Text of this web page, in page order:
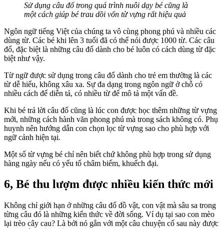
Sử dụng câu đố trong quá trình nuôi dạy bé cũng là
một cách giúp bé trau dồi vốn từ vựng rất hiệu quả
Ngôn ngữ tiếng Việt của chúng ta vô cùng phong phú và nhiều các
dùng từ. Các bé khi lên 3 tuổi đã có thể nói được 1000 từ. Các câu
đố, đặc biệt là những câu đố dành cho bé luôn có cách dùng từ đặc
biệt như vậy.
Từ ngữ được sử dụng trong câu đố dành cho trẻ em thường là các
từ dễ hiểu, không xâu xa. Sự đa dạng trong ngôn ngữ ở chỗ có
nhiều cách để diễn tả, có nhiều từ để mô tả một vấn đề.
Khi bé trả lời câu đố cũng là lúc con được học thêm những từ vựng
mới, những cách hành văn phong phú mà trong sách không có. Phụ
huynh nên hướng dẫn con chọn lọc từ vựng sao cho phù hợp với
ngữ cảnh hiện tại.
Một số từ vựng bé chỉ nên biết chứ không phù hợp trong sử dụng
hàng ngày nếu có yếu tố châm biếm, khuếch đại.
6, Bé thu lượm được nhiều kiến thức mới
Không chỉ giới hạn ở những câu đố đồ vật, con vật mà sâu sa trong
từng câu đó là những kiến thức về đời sống. Ví dụ tại sao con mèo
lại trèo cây cau? Là bởi nó gắn với một câu chuyện cổ sau này được